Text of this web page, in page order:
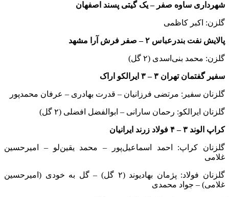
شهرداری ساوه صفر – یک گیتی پسند اصفهان
گلزن: اکبر کاظمی
پالایش نفت بندرعباس ۲ – صفر فرش آرا مشهد
گلزن: محمد بنی‌اسدی (۲ گل)
سفیر گفتمان تهران ۳ – ۳ ایرالکو اراک
گلزنان سفیر: مرتضی فرزانیان – قدرت بهادری – عرفان محمدپور
گلزنان ایرالکو: رحمان سارانی – ابوالفضل افضلی (۲ گل)
کراپ الوند ۳ – ۴ فولاد زرند ایرانیان
گلزنان کراپ: احمد اسماعیل‌پور – محمد یقین‌لو – امیرحسین
غلامی
گلزنان فولاد: پژمان بهادیوند (۲ گل) – گل به خودی (امیرحسین
غلامی) – جواد محمدی